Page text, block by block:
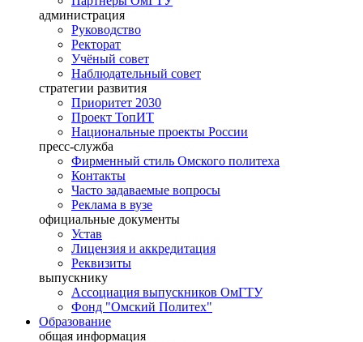
администрация
Руководство
Ректорат
Учёный совет
Наблюдательный совет
стратегии развития
Приоритет 2030
Проект ТопИТ
Национальные проекты России
пресс-служба
Фирменный стиль Омского политеха
Контакты
Часто задаваемые вопросы
Реклама в вузе
официальные документы
Устав
Лицензия и аккредитация
Реквизиты
выпускнику
Ассоциация выпускников ОмГТУ
Фонд "Омский Политех"
Образование
общая информация